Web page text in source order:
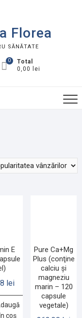
Florea
SĂNĂTATE
0
Total
0,00 lei
E
lei
coș
Pure Ca+Mg
Plus (conţine
calciu şi
magneziu
marin – 120
capsule
vegetale)